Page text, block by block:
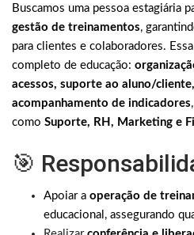
Buscamos uma pessoa estagiária
gestão de treinamentos,
para clientes e colaboradores.
completo de educação:
acessos, suporte ao aluno/
acompanhamento de indicadores
como Suporte, RH, Marketing e
🎯
Apoiar a operação de
educacional, assegurando